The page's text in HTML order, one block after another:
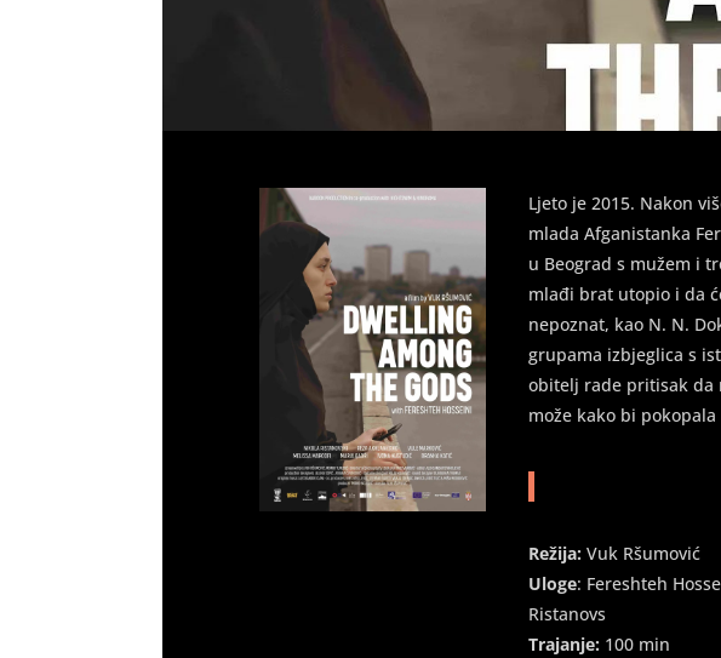
Ljeto je 2015. Nakon
mlada Afganistanka
u Beograd s mužem i
mlađi brat utopio i da
nepoznat, kao N. N.
grupama izbjeglica s
obitelj rade pritisak da
može kako bi
Režija: Vuk Ršumović
Uloge: Fereshteh
Ristanovs
Trajanje: 100 min